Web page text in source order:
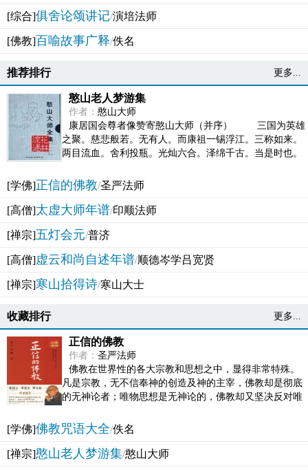
[综合]俱舍论颂讲记/演培法师
[佛教]百喻故事广释/佚名
推荐排行 更多...
憨山老人梦游集
作者： 憨山大师
康居国会尊者像赞寄憨山大师（并序） 三国为英雄
之聚。慈悲般若。无有人。而康祖一锡浮江。三称如来。
两目流血。舍利投瓶。光灿六合。泽绵千古。当是时也。
[学佛]正信的佛教/圣严法师
[高僧]太虚大师年谱/印顺法师
[禅宗]五灯会元/普济
[高僧]虚云和尚自述年谱/顺德岑学吕宽贤
[禅宗]寒山拾得诗/寒山大士
收藏排行 更多...
正信的佛教
作者： 圣严法师
佛教在世界性的各大宗教和思想之中，显得非常特殊。
凡是宗教，无不信奉神的创造及神的主宰，佛教却是彻底
的无神论者；唯物思想是无神论的，佛教却又坚决反对唯
[学佛]佛教咒语大全/佚名
[禅宗]憨山老人梦游集/憨山大师